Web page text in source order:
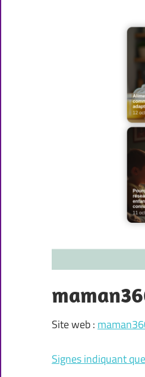
Site web :
Signes indiquant